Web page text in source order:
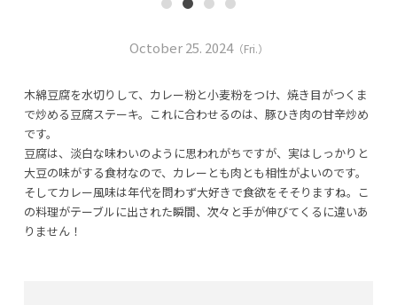
October 25. 2024（Fri.）
木綿豆腐を水切りして、カレー粉と小麦粉をつけ、焼き目がつくま
で炒める豆腐ステーキ。これに合わせるのは、豚ひき肉の甘辛炒め
です。
豆腐は、淡白な味わいのように思われがちですが、実はしっかりと
大豆の味がする食材なので、カレーとも肉とも相性がよいのです。
そしてカレー風味は年代を問わず大好きで食欲をそそりますね。こ
の料理がテーブルに出された瞬間、次々と手が伸びてくるに違いあ
りません！